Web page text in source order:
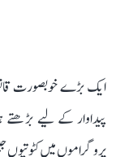
ایک بڑے خوبصورت
پیداوار کے لیے
پروگراموں میں کٹوتیوں